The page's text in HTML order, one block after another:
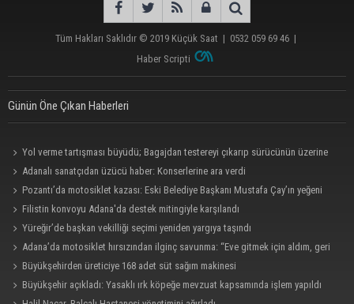
Tüm Hakları Saklıdır © 2019 Küçük Saat | 0532 059 69 46 |
Haber Scripti
Günün Öne Çıkan Haberleri
Yol verme tartışması büyüdü; Bagajdan testereyi çıkarıp sürücünün üzerine
yürüdü
Adanalı sanatçıdan üzücü haber: Konserlerine ara verdi
Pozantı’da motosiklet kazası: Eski Belediye Başkanı Mustafa Çay’ın yeğeni
hayatını kaybetti
Filistin konvoyu Adana'da destek mitingiyle karşılandı
Yüreğir’de başkan vekilliği seçimi yeniden yargıya taşındı
Adana’da motosiklet hırsızından ilginç savunma: “Eve gitmek için aldım, geri
verecektim”
Büyükşehirden üreticiye 168 adet süt sağım makinesi
Büyükşehir açıkladı: Yasaklı ırk köpeğe mevzuat kapsamında işlem yapıldı